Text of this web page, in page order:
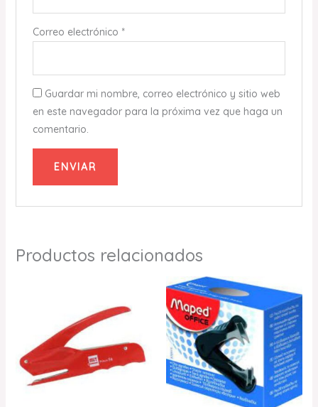
Correo electrónico *
Guardar mi nombre, correo electrónico y sitio web
en este navegador para la próxima vez que haga un
comentario.
Productos relacionados